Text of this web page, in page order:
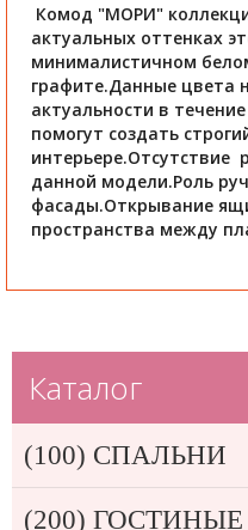
Комод "МОРИ"
актуальных оттенках
минималистичном
графите.Данные цвета
актуальности в
помогут создать
интерьере.Отсутствие
данной модели.Роль
фасады.Открывание
пространства между
Каталог
(100) СПАЛЬНИ
(200) ГОСТИНЫЕ